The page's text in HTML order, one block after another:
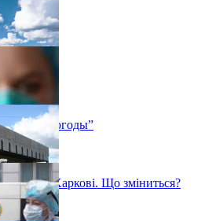
погоды”
зона у Харкові. Що зміниться?